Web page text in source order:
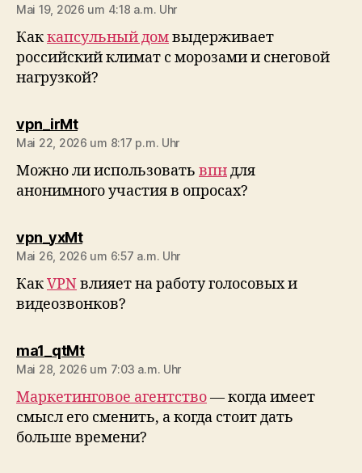
Mai 19, 2026 um 4:18 a.m. Uhr
Каккапсульный домвыдерживает
российский климат с морозами и снеговой
нагрузкой?
vpn_irMtsagt:
Mai 22, 2026 um 8:17 p.m. Uhr
Можно ли использовать впндля
анонимного участия в опросах?
vpn_yxMtsagt:
Mai 26, 2026 um 6:57 a.m. Uhr
КакVPNвлияет на работу голосовых и
видеозвонков?
ma1_qtMtsagt:
Mai 28, 2026 um 7:03 a.m. Uhr
Маркетинговое агентство— когда имеет
смысл его сменить, а когда стоит дать
больше времени?